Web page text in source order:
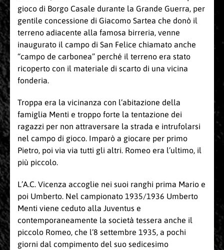
gioco di Borgo Casale durante la Grande Guerra, per
gentile concessione di Giacomo Sartea che donò il
terreno adiacente alla famosa birreria, venne
inaugurato il campo di San Felice chiamato anche
“campo de carbonea” perché il terreno era stato
ricoperto con il materiale di scarto di una vicina
fonderia.
Troppa era la vicinanza con l’abitazione della
famiglia Menti e troppo forte la tentazione dei
ragazzi per non attraversare la strada e intrufolarsi
nel campo di gioco. Imparò a giocare per primo
Pietro, poi via via tutti gli altri. Romeo era l’ultimo, il
più piccolo.
L’A.C. Vicenza accoglie nei suoi ranghi prima Mario e
poi Umberto. Nel campionato 1935/1936 Umberto
Menti viene ceduto alla Juventus e
contemporaneamente la società tessera anche il
piccolo Romeo, che l’8 settembre 1935, a pochi
giorni dal compimento del suo sedicesimo